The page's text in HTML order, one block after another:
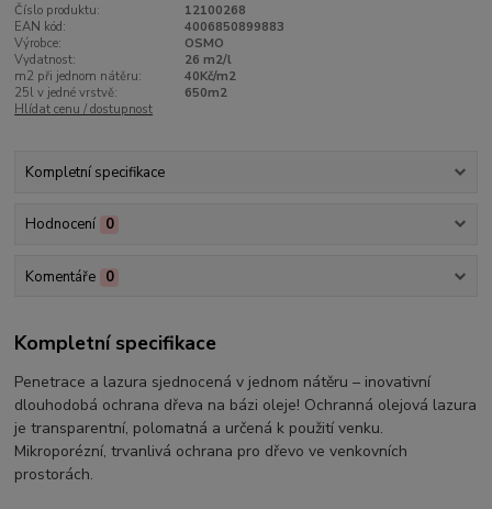
Číslo produktu:
12100268
EAN kód:
4006850899883
Výrobce:
OSMO
Vydatnost:
26 m2/l
m2 při jednom nátěru:
40Kč/m2
25l v jedné vrstvě:
650m2
Hlídat cenu / dostupnost
Kompletní specifikace
Hodnocení 0
Komentáře 0
Kompletní specifikace
Penetrace a lazura sjednocená v jednom nátěru – inovativní
dlouhodobá ochrana dřeva na bázi oleje! Ochranná olejová lazura
je transparentní, polomatná a určená k použití venku.
Mikroporézní, trvanlivá ochrana pro dřevo ve venkovních
prostorách.